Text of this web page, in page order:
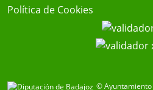
Política de Cookies
© Ayuntamiento